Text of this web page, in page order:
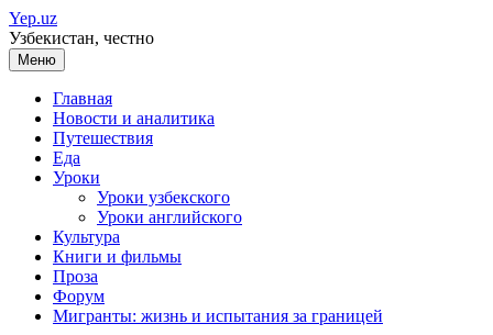
Перейти
к
содержимому
Yep.uz
Узбекистан, честно
Меню
Главная
Новости и аналитика
Путешествия
Еда
Уроки
Уроки узбекского
Уроки английского
Культура
Книги и фильмы
Проза
Форум
Мигранты: жизнь и испытания за границей